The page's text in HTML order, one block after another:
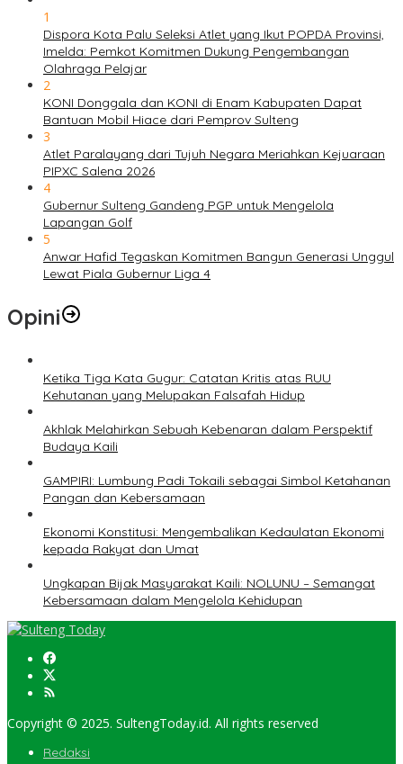
1
Dispora Kota Palu Seleksi Atlet yang Ikut POPDA Provinsi,
Imelda: Pemkot Komitmen Dukung Pengembangan
Olahraga Pelajar
2
KONI Donggala dan KONI di Enam Kabupaten Dapat
Bantuan Mobil Hiace dari Pemprov Sulteng
3
Atlet Paralayang dari Tujuh Negara Meriahkan Kejuaraan
PIPXC Salena 2026
4
Gubernur Sulteng Gandeng PGP untuk Mengelola
Lapangan Golf
5
Anwar Hafid Tegaskan Komitmen Bangun Generasi Unggul
Lewat Piala Gubernur Liga 4
Opini
Ketika Tiga Kata Gugur: Catatan Kritis atas RUU
Kehutanan yang Melupakan Falsafah Hidup
Akhlak Melahirkan Sebuah Kebenaran dalam Perspektif
Budaya Kaili
GAMPIRI: Lumbung Padi Tokaili sebagai Simbol Ketahanan
Pangan dan Kebersamaan
Ekonomi Konstitusi: Mengembalikan Kedaulatan Ekonomi
kepada Rakyat dan Umat
Ungkapan Bijak Masyarakat Kaili: NOLUNU – Semangat
Kebersamaan dalam Mengelola Kehidupan
Copyright © 2025. SultengToday.id. All rights reserved
Redaksi